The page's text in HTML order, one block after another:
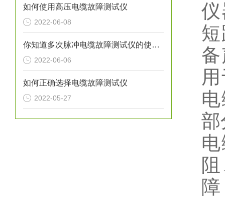
如何使用高压电缆故障测试仪
2022-06-08
你知道多次脉冲电缆故障测试仪的使用方法吗？
2022-06-06
如何正确选择电缆故障测试仪
2022-05-27
部